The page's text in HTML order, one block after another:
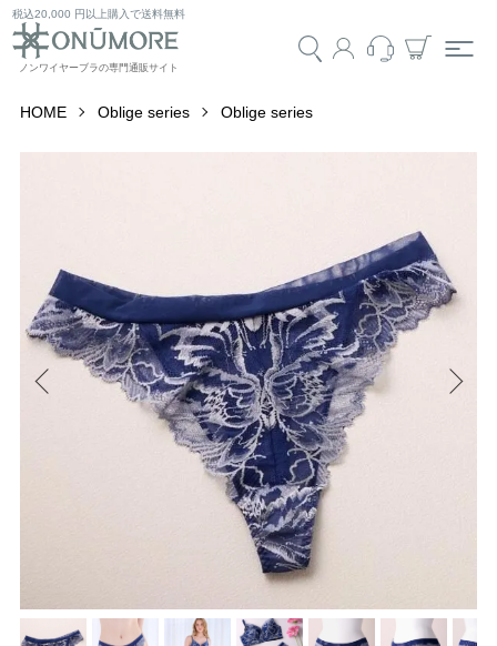
税込20,000 円以上購入で送料無料
HOME Oblige series Oblige series